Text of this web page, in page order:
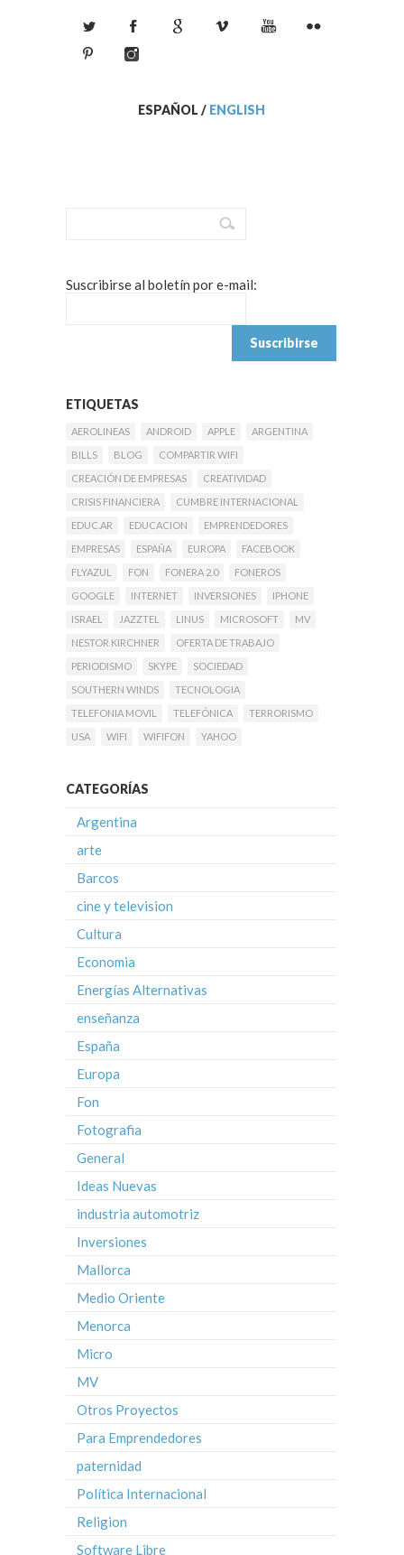
ESPAÑOL / ENGLISH
Suscribirse al boletín por e-mail:
ETIQUETAS
AEROLINEAS ANDROID APPLE
ARGENTINA
BILLS
BLOG
COMPARTIR WIFI
CREACIÓN DE EMPRESAS
CREATIVIDAD
CRISIS FINANCIERA
CUMBRE INTERNACIONAL
EDUC.AR
EDUCACION
EMPRENDEDORES
EMPRESAS
ESPAÑA EUROPA
FACEBOOK
FLYAZUL
FON FONERA 2.0
FONEROS
GOOGLE
INTERNET INVERSIONES
IPHONE
ISRAEL
JAZZTEL LINUS MICROSOFT
MV
NESTOR KIRCHNER
OFERTA DE TRABAJO
PERIODISMO
SKYPE
SOCIEDAD
SOUTHERN WINDS
TECNOLOGIA
TELEFONIA MOVIL
TELEFÓNICA
TERRORISMO
USA
WIFI WIFIFON YAHOO
CATEGORÍAS
Argentina
arte
Barcos
cine y television
Cultura
Economia
Energías Alternativas
enseñanza
España
Europa
Fon
Fotografia
General
Ideas Nuevas
industria automotriz
Inversiones
Mallorca
Medio Oriente
Menorca
Micro
MV
Otros Proyectos
Para Emprendedores
paternidad
Política Internacional
Religion
Software Libre